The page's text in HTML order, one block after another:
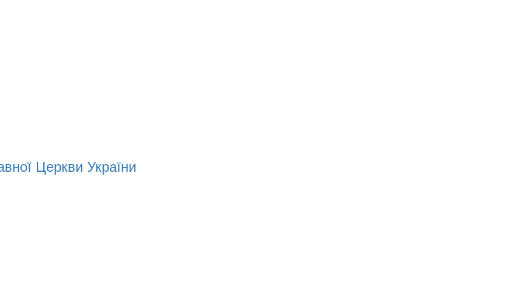
Церкви України